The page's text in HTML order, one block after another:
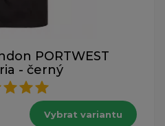
PORTWEST
- černý
Vybrat variantu